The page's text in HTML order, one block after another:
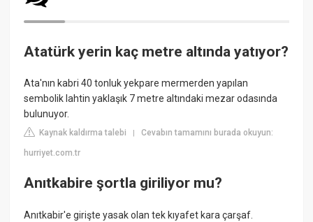
Atatürk yerin kaç metre altında yatıyor?
Ata'nın kabri 40 tonluk yekpare mermerden yapılan
sembolik lahtin yaklaşık 7 metre altındaki mezar odasında
bulunuyor.
Kaynak kaldırma talebi |Cevabın tamamını burada okuyun:
hurriyet.com.tr
Anıtkabire şortla giriliyor mu?
Anıtkabir'e girişte yasak olan tek kıyafet kara çarşaf.